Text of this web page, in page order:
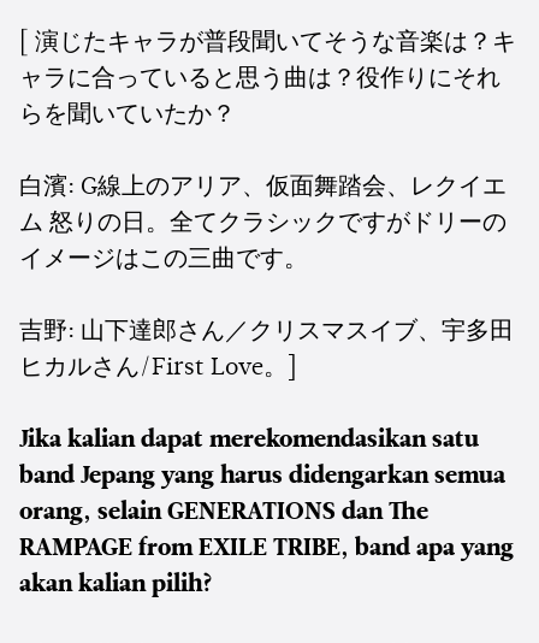
[ 演じたキャラが普段聞いてそうな音楽は？キ
ャラに合っていると思う曲は？役作りにそれ
らを聞いていたか？
白濱: G線上のアリア、仮面舞踏会、レクイエ
ム 怒りの日。全てクラシックですがドリーの
イメージはこの三曲です。
吉野: 山下達郎さん／クリスマスイブ、宇多田
ヒカルさん/First Love。]
Jika kalian dapat merekomendasikan satu
band Jepang yang harus didengarkan semua
orang, selain GENERATIONS dan The
RAMPAGE from EXILE TRIBE, band apa yang
akan kalian pilih?